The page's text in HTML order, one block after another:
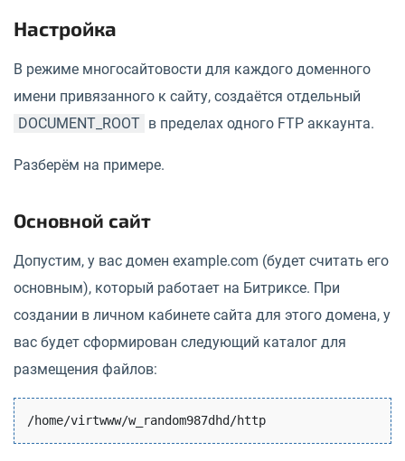
Настройка
В режиме многосайтовости для каждого доменного
имени привязанного к сайту, создаётся отдельный
DOCUMENT_ROOT в пределах одного FTP аккаунта.
Разберём на примере.
Основной сайт
Допустим, у вас домен example.com (будет считать его
основным), который работает на Битриксе. При
создании в личном кабинете сайта для этого домена, у
вас будет сформирован следующий каталог для
размещения файлов: